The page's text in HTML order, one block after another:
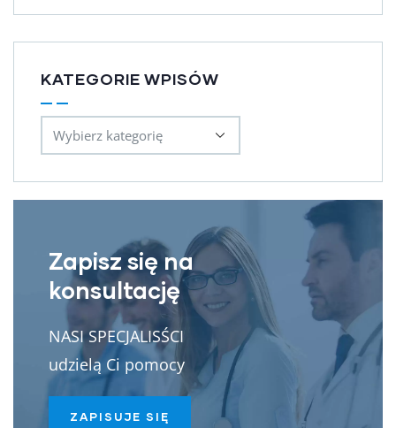
KATEGORIE WPISÓW
Zapisz się na
konsultację
NASI SPECJALISŚCI
udzielą Ci pomocy
ZAPISUJE SIĘ